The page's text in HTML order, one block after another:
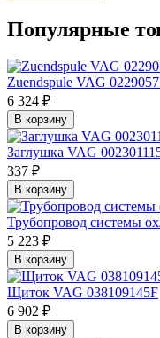
Популярные
Zuendspule VAG
6 324 ₽
В корзину
Заглушка VAG
337 ₽
В корзину
Трубопровод системы
5 223 ₽
В корзину
Щиток VAG 038109145F
6 902 ₽
В корзину